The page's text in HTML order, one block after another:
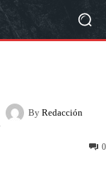
By Redacción
0